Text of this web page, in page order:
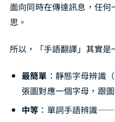
面向同時在傳達訊息，任
思。
所以，「手語翻譯」其實是
最簡單 ：靜態字母辨
張圖對應一個字母，跟
中等 ：單詞手語辨識